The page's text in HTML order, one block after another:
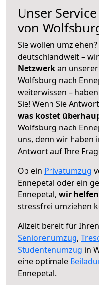
Unser
von
Sie wollen
deutschlandweit –
Netzwerkan
Wolfsburg nach
weiterwissen –
Sie! Wenn Sie
was kostet
Wolfsburg nach
uns, denn wir haben
Antwort auf Ihre
Ob ein Privatumzug
Ennepetal oder ein
Ennepetal, wir helfen
stressfrei umziehen
Allzeit bereit für Ihren
Seniorenumzug,
Studentenumzug in
eine optimale
Ennepetal.